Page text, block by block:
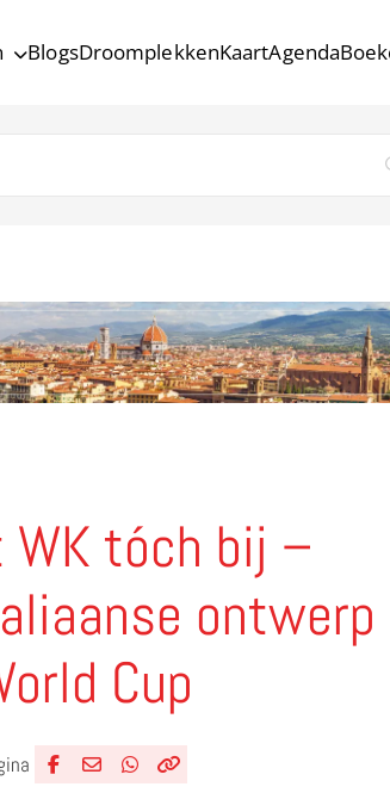
BlogsDroomplekkenKaartAgenda
tóch bij –
ontwerp
Cup